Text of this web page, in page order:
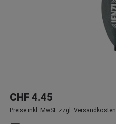
Regulärer Preis:
CHF 4.45
Preise inkl. MwSt. zzgl. Versandkosten